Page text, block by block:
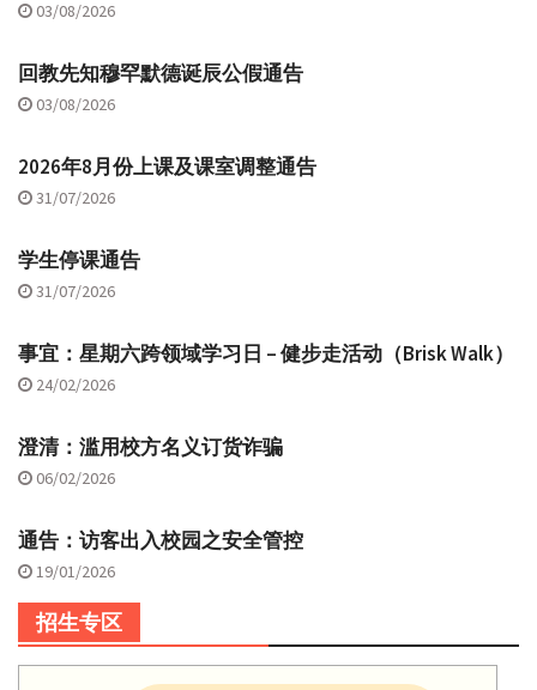
03/08/2026
回教先知穆罕默德诞辰公假通告
03/08/2026
2026年8月份上课及课室调整通告
31/07/2026
学生停课通告
31/07/2026
事宜：星期六跨领域学习日 – 健步走活动（Brisk Walk）
24/02/2026
澄清：滥用校方名义订货诈骗
06/02/2026
通告：访客出入校园之安全管控
19/01/2026
招生专区